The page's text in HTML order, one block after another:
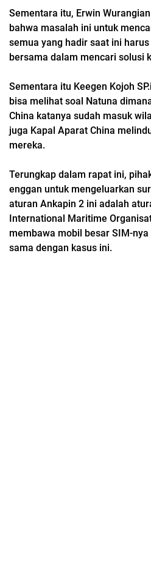
Sementara itu, Erwin
bahwa masalah ini untuk
semua yang hadir saat ini
bersama dalam mencari solusi
Sementara itu Keegen Kojoh
bisa melihat soal Natuna
China katanya sudah masuk
juga Kapal Aparat China
mereka.
Terungkap dalam rapat ini,
enggan untuk mengeluarkan
aturan Ankapin 2 ini adalah
International Maritime
membawa mobil besar SIM-
sama dengan kasus ini.